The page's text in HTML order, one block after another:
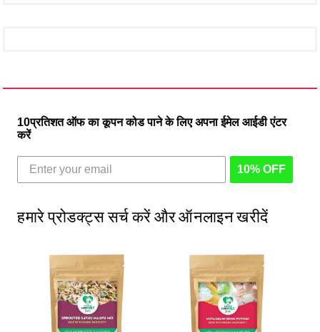
10प्रतिशत ऑफ का कूपन कोड पाने के लिए अपना ईमेल आईडी एंटर
करें
10% OFF
हमारे प्रोडक्ट्स सर्च करें और ऑनलाइन खरीदें